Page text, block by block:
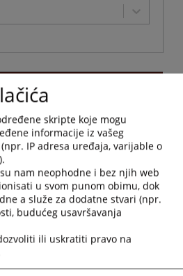
Republike Srpske
78000 Banja Luka
o kretanju spisa mogu se izdati na usmeni
skripte koje mogu
informacije iz vašeg
IP adresa uređaja, varijable o
nam neophodne i bez njih web
u svom punom obimu, dok
a služe za dodatne stvari (npr.
budućeg usavršavanja
ili uskratiti pravo na